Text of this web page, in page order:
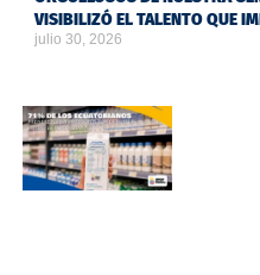
VISIBILIZÓ EL TALENTO QUE
julio 30, 2026